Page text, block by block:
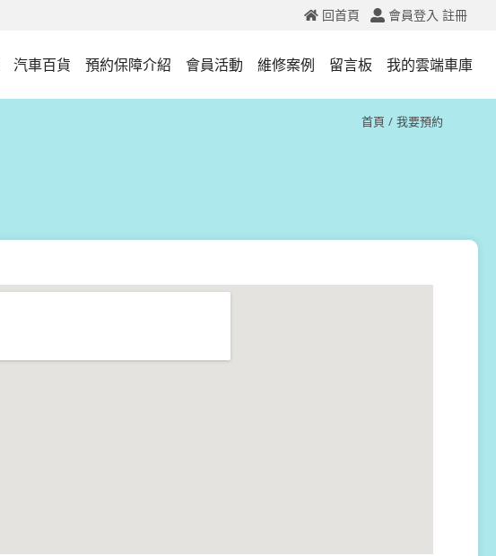
會員登入 註冊
回首頁
汽車百貨 預約保障介紹 會員活動 維修案例 留言板 我的雲端車庫
首頁 我要預約